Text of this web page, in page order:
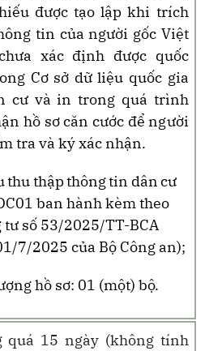
được tạo lập khi trích
tin của người gốc Việt
xác định được quốc
Cơ sở dữ liệu quốc gia
cư và in trong quá trình
hồ sơ căn cước để người
tra và ký xác nhận.
thu thập thông tin dân cư
ban hành kèm theo
tư số 53/2025/TT-BCA
/7/2025 của Bộ Công an);
hồ sơ: 01 (một) bộ.
quá 15 ngày (không tính